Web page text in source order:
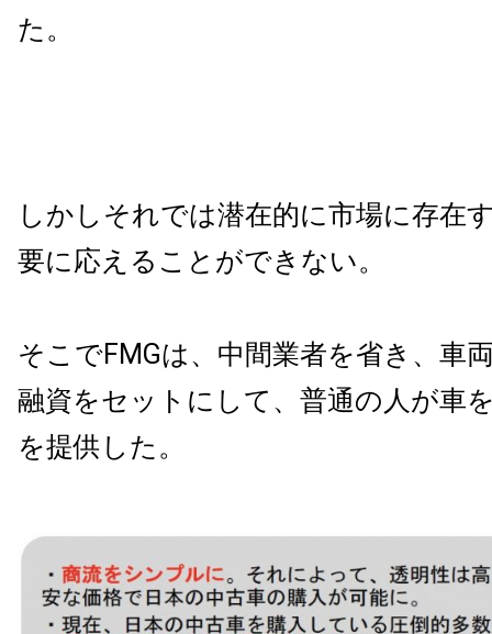
た。
しかしそれでは潜在的に市場に存在
要に応えることができない。
そこでFMGは、中間業者を省き、車
融資をセットにして、普通の人が車
を提供した。